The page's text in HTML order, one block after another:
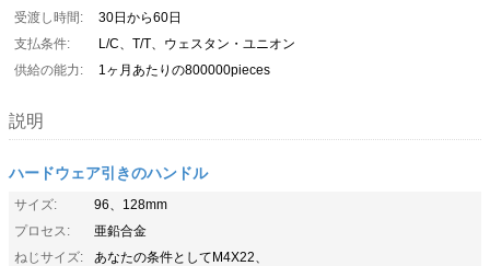
受渡し時間:
30日から60日
支払条件:
L/C、T/T、ウェスタン・ユニオン
供給の能力:
1ヶ月あたりの800000pieces
説明
ハードウェア引きのハンドル
サイズ:
96、128mm
プロセス:
亜鉛合金
ねじサイズ:
あなたの条件としてM4X22、